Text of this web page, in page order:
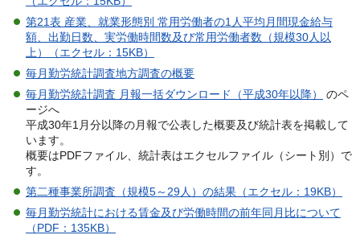
第21表 産業、就業形態別 常用労働者の1人平均月間現金給与
額、出勤日数、実労働時間数及び常用労働者数（規模30人以
上）（エクセル：15KB）
毎月勤労統計調査地方調査の概要
毎月勤労統計調査 月報一括ダウンロード（平成30年以降）
のペ
ージへ
平成30年1月分以降の月報で公表した概要及び統計表を掲載して
います。
概要はPDFファイル、統計表はエクセルファイル（シート別）で
す。
第二種事業所調査（規模5～29人）の結果（エクセル：19KB）
毎月勤労統計における賃金及び労働時間の前年同月比について
（PDF：135KB）